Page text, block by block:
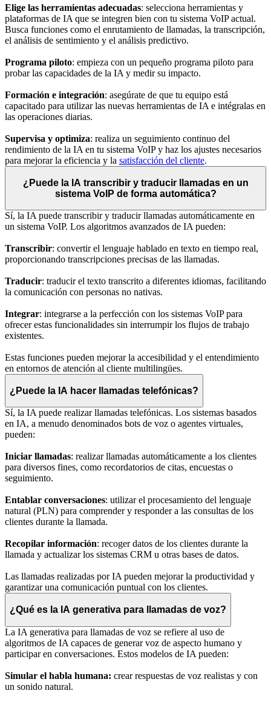
Elige las herramientas adecuadas: selecciona herramientas y
plataformas de IA que se integren bien con tu sistema VoIP actual.
Busca funciones como el enrutamiento de llamadas, la transcripción,
el análisis de sentimiento y el análisis predictivo.
Programa piloto: empieza con un pequeño programa piloto para
probar las capacidades de la IA y medir su impacto.
Formación e integración: asegúrate de que tu equipo está
capacitado para utilizar las nuevas herramientas de IA e intégralas en
las operaciones diarias.
Supervisa y optimiza: realiza un seguimiento continuo del
rendimiento de la IA en tu sistema VoIP y haz los ajustes necesarios
para mejorar la eficiencia y la satisfacción del cliente.
¿Puede la IA transcribir y traducir llamadas en un
sistema VoIP de forma automática?
Sí, la IA puede transcribir y traducir llamadas automáticamente en
un sistema VoIP. Los algoritmos avanzados de IA pueden:
Transcribir: convertir el lenguaje hablado en texto en tiempo real,
proporcionando transcripciones precisas de las llamadas.
Traducir: traducir el texto transcrito a diferentes idiomas, facilitando
la comunicación con personas no nativas.
Integrar: integrarse a la perfección con los sistemas VoIP para
ofrecer estas funcionalidades sin interrumpir los flujos de trabajo
existentes.
Estas funciones pueden mejorar la accesibilidad y el entendimiento
en entornos de atención al cliente multilingües.
¿Puede la IA hacer llamadas telefónicas?
Sí, la IA puede realizar llamadas telefónicas. Los sistemas basados
en IA, a menudo denominados bots de voz o agentes virtuales,
pueden:
Iniciar llamadas: realizar llamadas automáticamente a los clientes
para diversos fines, como recordatorios de citas, encuestas o
seguimiento.
Entablar conversaciones: utilizar el procesamiento del lenguaje
natural (PLN) para comprender y responder a las consultas de los
clientes durante la llamada.
Recopilar información: recoger datos de los clientes durante la
llamada y actualizar los sistemas CRM u otras bases de datos.
Las llamadas realizadas por IA pueden mejorar la productividad y
garantizar una comunicación puntual con los clientes.
¿Qué es la IA generativa para llamadas de voz?
La IA generativa para llamadas de voz se refiere al uso de
algoritmos de IA capaces de generar voz de aspecto humano y
participar en conversaciones. Estos modelos de IA pueden:
Simular el habla humana: crear respuestas de voz realistas y con
un sonido natural.